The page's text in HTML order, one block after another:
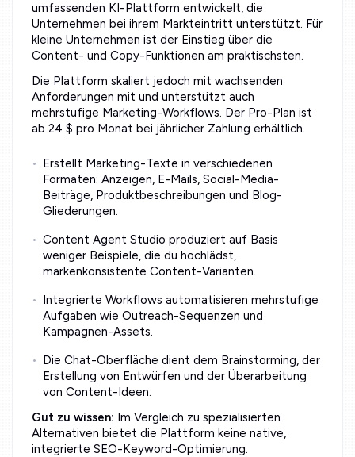
umfassenden KI-Plattform entwickelt, die
Unternehmen bei ihrem Markteintritt unterstützt. Für
kleine Unternehmen ist der Einstieg über die
Content- und Copy-Funktionen am praktischsten.
Die Plattform skaliert jedoch mit wachsenden
Anforderungen mit und unterstützt auch
mehrstufige Marketing-Workflows. Der Pro-Plan ist
ab 24 $ pro Monat bei jährlicher Zahlung erhältlich.
Erstellt Marketing-Texte in verschiedenen
Formaten: Anzeigen, E-Mails, Social-Media-
Beiträge, Produktbeschreibungen und Blog-
Gliederungen.
Content Agent Studio produziert auf Basis
weniger Beispiele, die du hochlädst,
markenkonsistente Content-Varianten.
Integrierte Workflows automatisieren mehrstufige
Aufgaben wie Outreach-Sequenzen und
Kampagnen-Assets.
Die Chat-Oberfläche dient dem Brainstorming, der
Erstellung von Entwürfen und der Überarbeitung
von Content-Ideen.
Gut zu wissen: Im Vergleich zu spezialisierten
Alternativen bietet die Plattform keine native,
integrierte SEO-Keyword-Optimierung.